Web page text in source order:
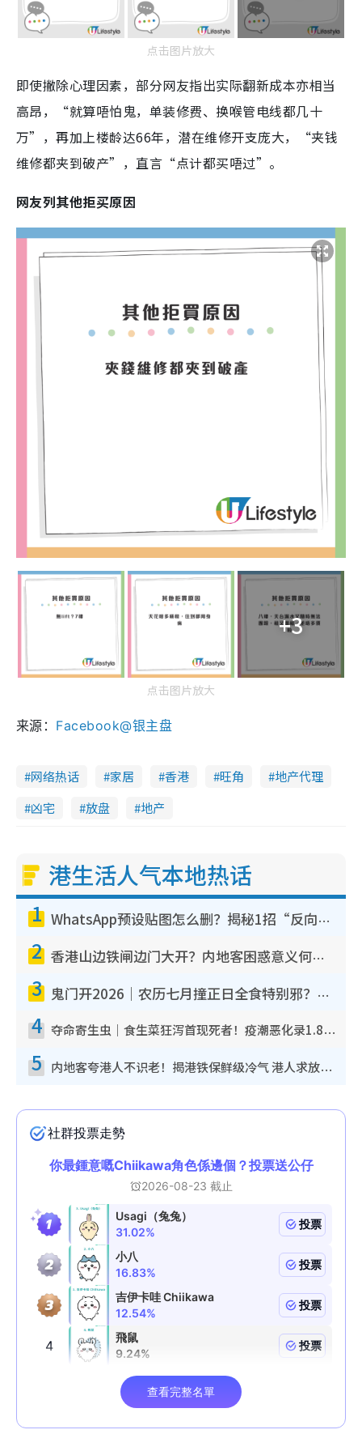
点击图片放大
即使撇除心理因素，部分网友指出实际翻新成本亦相当
高昂，“就算唔怕鬼，单装修费、换喉管电线都几十
万”，再加上楼龄达66年，潜在维修开支庞大，“夹钱
维修都夹到破产”，直言“点计都买唔过”。
网友列其他拒买原因
+3
点击图片放大
来源： Facebook@银主盘
网络热话 家居 香港 旺角
地产代理
凶宅
放盘 地产
港生活人气本地热话
1 WhatsApp预设贴图怎么删？揭秘1招“反向操作”还原简洁界面 附3步实测教程
2 香港山边铁闸边门大开？内地客困惑意义何在！网友神回复：这种叫法理性防御
3 鬼门开2026｜农历七月撞正日全食特别邪？专家警告切忌做一事！揭4大禁忌+2招保平安
4 夺命寄生虫｜食生菜狂泻首现死者！疫潮恶化录1.8万宗病例 揭洗菜3大谬误
5 内地客夸港人不识老！揭港铁保鲜级冷气 港人求放过：别投诉